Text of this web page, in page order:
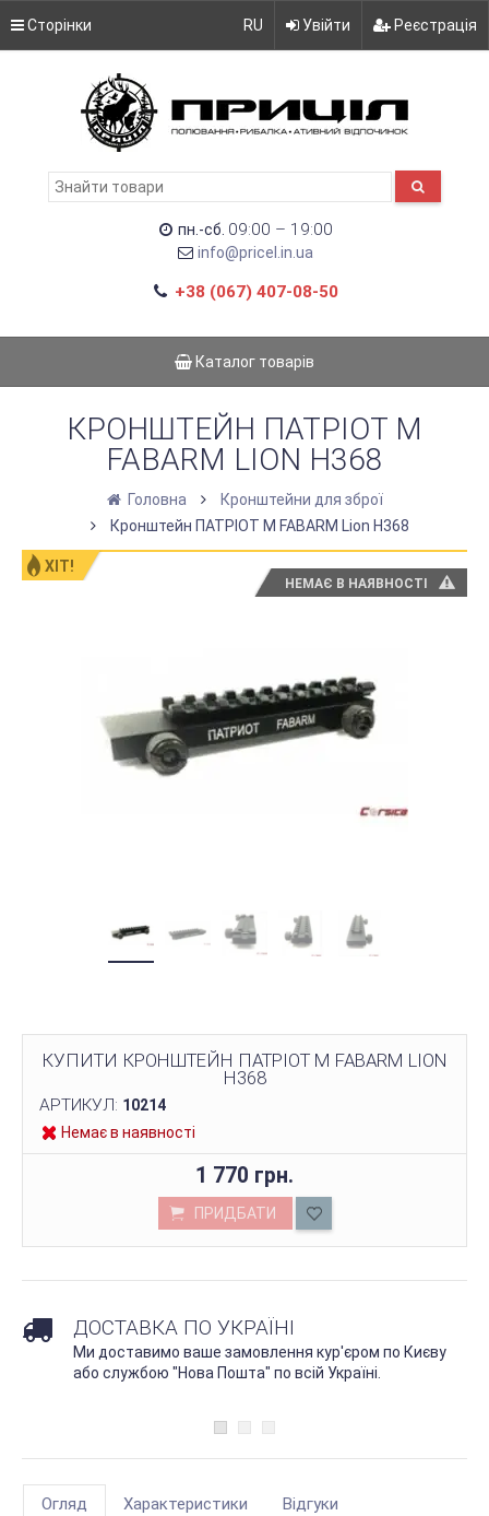
Сторінки RU Увійти Реєстрація
пн.-сб. 09:00 – 19:00
info@pricel.in.ua
+38 (067) 407-08-50
Каталог товарів
КРОНШТЕЙН ПАТРІОТ M
FABARM LION H368
Головна
Кронштейни для зброї
Кронштейн ПАТРІОТ M FABARM Lion H368
ХІТ!
НЕМАЄ В НАЯВНОСТІ
КУПИТИ КРОНШТЕЙН ПАТРІОТ M FABARM LION
H368
АРТИКУЛ: 10214
Немає в наявності
1 770 грн.
ПРИДБАТИ
ДОСТАВКА ПО УКРАЇНІ
Ми доставимо ваше замовлення кур'єром по Києву
або службою "Нова Пошта" по всій Україні.
Огляд Характеристики Відгуки